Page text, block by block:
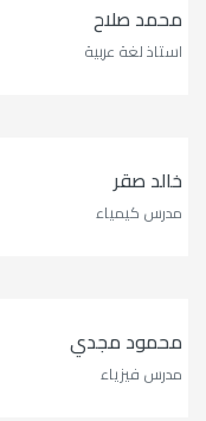
محمد صلاح
استاذ لغة عربية
خالد صقر
مدرس كيمياء
محمود مجدي
مدرس فيزياء